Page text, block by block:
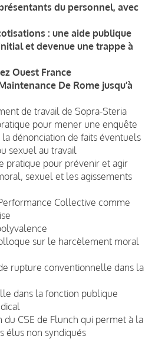
du personnel, avec
: une aide publique
et devenue une trappe à
Ouest France
De Rome jusqu’à
de travail de Sopra-Steria
pour mener une enquête
dénonciation de faits éventuels
sexuel au travail
pratique pour prévenir et agir
sexuel et les agissements
Collective comme
sur le harcèlement moral
rupture conventionnelle dans la
dans la fonction publique
CSE de Flunch qui permet à la
élus non syndiqués